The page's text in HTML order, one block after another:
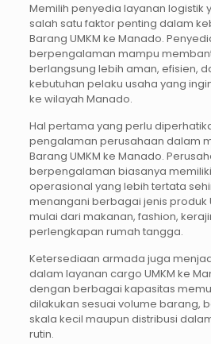
Memilih penyedia layanan logistik
salah satu faktor penting dalam
Barang UMKM ke Manado.
berpengalaman mampu
berlangsung lebih aman, efisien,
kebutuhan pelaku usaha yang
ke wilayah Manado.
Hal pertama yang perlu
pengalaman perusahaan dalam
Barang UMKM ke Manado.
berpengalaman biasanya
operasional yang lebih tertata
menangani berbagai jenis produk
mulai dari makanan, fashion,
perlengkapan rumah tangga.
Ketersediaan armada juga
dalam layanan cargo UMKM ke
dengan berbagai kapasitas
dilakukan sesuai volume barang,
skala kecil maupun distribusi
rutin.